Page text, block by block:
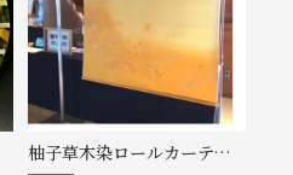
柚子草木染ロールカーテン「美しき青きドナウ」